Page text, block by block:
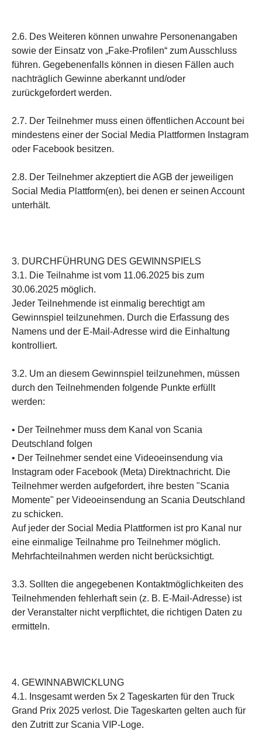
2.6. Des Weiteren können unwahre Personenangaben
sowie der Einsatz von „Fake-Profilen“ zum Ausschluss
führen. Gegebenenfalls können in diesen Fällen auch
nachträglich Gewinne aberkannt und/oder
zurückgefordert werden.
2.7. Der Teilnehmer muss einen öffentlichen Account bei
mindestens einer der Social Media Plattformen Instagram
oder Facebook besitzen.
2.8. Der Teilnehmer akzeptiert die AGB der jeweiligen
Social Media Plattform(en), bei denen er seinen Account
unterhält.
3. DURCHFÜHRUNG DES GEWINNSPIELS
3.1. Die Teilnahme ist vom 11.06.2025 bis zum
30.06.2025 möglich.
Jeder Teilnehmende ist einmalig berechtigt am
Gewinnspiel teilzunehmen. Durch die Erfassung des
Namens und der E-Mail-Adresse wird die Einhaltung
kontrolliert.
3.2. Um an diesem Gewinnspiel teilzunehmen, müssen
durch den Teilnehmenden folgende Punkte erfüllt
werden:
• Der Teilnehmer muss dem Kanal von Scania
Deutschland folgen
• Der Teilnehmer sendet eine Videoeinsendung via
Instagram oder Facebook (Meta) Direktnachricht. Die
Teilnehmer werden aufgefordert, ihre besten "Scania
Momente" per Videoeinsendung an Scania Deutschland
zu schicken.
Auf jeder der Social Media Plattformen ist pro Kanal nur
eine einmalige Teilnahme pro Teilnehmer möglich.
Mehrfachteilnahmen werden nicht berücksichtigt.
3.3. Sollten die angegebenen Kontaktmöglichkeiten des
Teilnehmenden fehlerhaft sein (z. B. E-Mail-Adresse) ist
der Veranstalter nicht verpflichtet, die richtigen Daten zu
ermitteln.
4. GEWINNABWICKLUNG
4.1. Insgesamt werden 5x 2 Tageskarten für den Truck
Grand Prix 2025 verlost. Die Tageskarten gelten auch für
den Zutritt zur Scania VIP-Loge.